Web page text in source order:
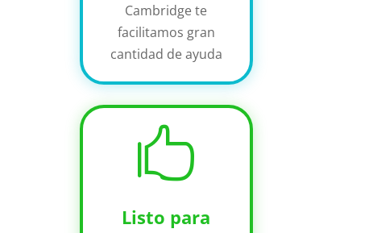
Cambridge te
facilitamos gran
cantidad de ayuda

Listo para